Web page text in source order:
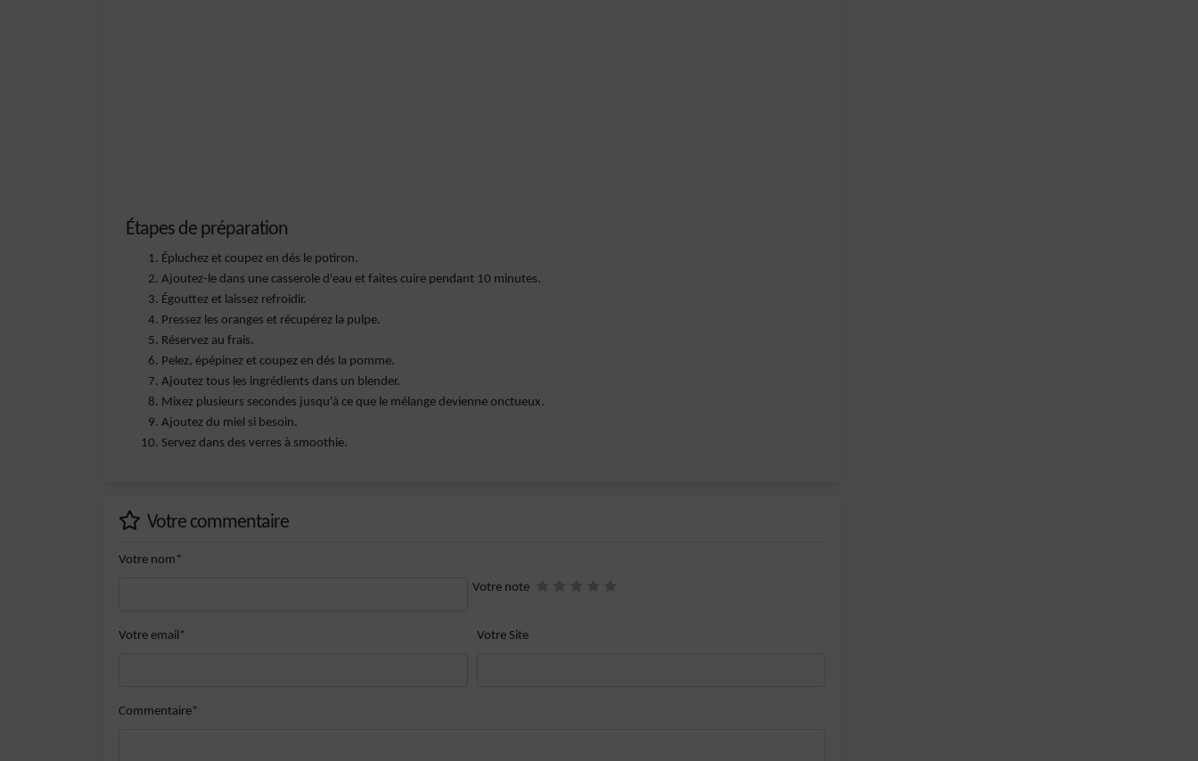
Étapes de préparation
Épluchez et coupez en dés le potiron.
Ajoutez-le dans une casserole d'eau et faites cuire pendant 10 minutes.
Égouttez et laissez refroidir.
Pressez les oranges et récupérez la pulpe.
Réservez au frais.
Pelez, épépinez et coupez en dés la pomme.
Ajoutez tous les ingrédients dans un blender.
Mixez plusieurs secondes jusqu'à ce que le mélange devienne onctueux.
Ajoutez du miel si besoin.
Servez dans des verres à smoothie.
Votre commentaire
Votre nom*
Votre note
Votre email* Votre Site
Commentaire*